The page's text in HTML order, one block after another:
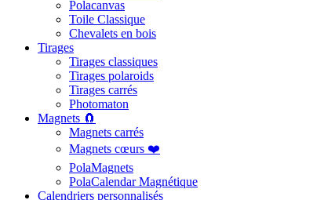
Polacanvas
Toile Classique
Chevalets en bois
Tirages
Tirages classiques
Tirages polaroids
Tirages carrés
Photomaton
Magnets 🧲
Magnets carrés
Magnets cœurs ❤️
PolaMagnets
PolaCalendar Magnétique
Calendriers personnalisés